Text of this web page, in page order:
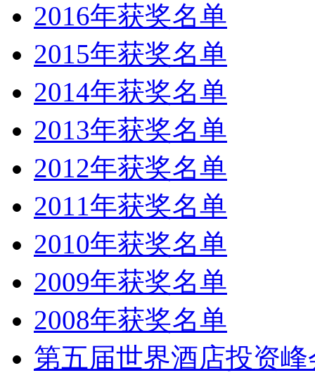
2016年获奖名单
2015年获奖名单
2014年获奖名单
2013年获奖名单
2012年获奖名单
2011年获奖名单
2010年获奖名单
2009年获奖名单
2008年获奖名单
第五届世界酒店投资峰